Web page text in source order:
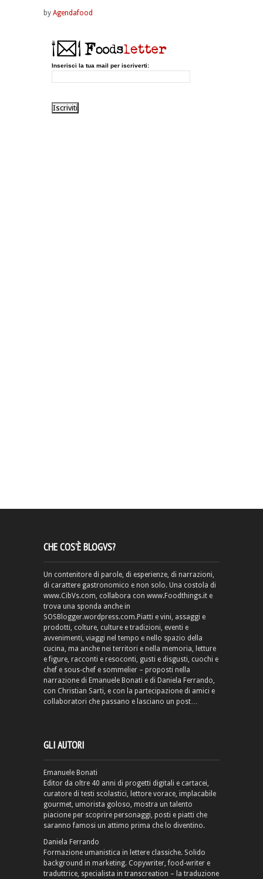
by Agendafood
Inserisci la tua mail per iscriverti:
CHE COS’È BLOGVS?
Un contenitore di parole, di esperienze, di narrazioni,
di carattere gastronomico e non solo. Una costola di
www.CibVs.com, collabora con www.Foodthings.it e
trova una sponda anche in
SOSBlogger.wordpress.com.Piatti e vini, assaggi e
prodotti, colture, culture e tradizioni, eventi e
avvenimenti, viaggi nel tempo e nello spazio della
cucina, ma anche nei territori e nella memoria, letture
e figure, racconti e resoconti, gusti e disgusti, cuochi e
chef e sous-chef e sommelier – proposti nella
narrazione di Emanuele Bonati e di Daniela Ferrando,
con Christian Sarti, e con la partecipazione di amici e
collaboratori che passano e lasciano un post…
GLI AUTORI
Emanuele Bonati
Editor da oltre 40 anni di progetti digitali e cartacei,
curatore di testi scolastici, lettore vorace, implacabile
gourmet, umorista goloso, mostra un talento
piacione per scoprire personaggi, posti e piatti che
saranno famosi un attimo prima che lo diventino.
Daniela Ferrando
Formazione umanistica in lettere classiche. Solido
background in marketing. Copywriter, food-writer e
traduttrice, specialista in transcreation – la traduzione